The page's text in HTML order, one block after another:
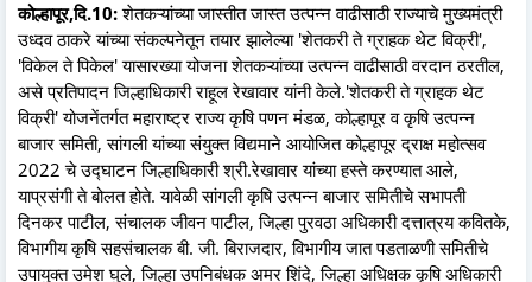
कोल्हापूर,दि.10:शेतकऱ्यांच्या जास्तीत जास्त उत्पन्न वाढीसाठी राज्याचे मुख्यमंत्री
उध्दव ठाकरे यांच्या संकल्पनेतून तयार झालेल्या 'शेतकरी ते ग्राहक थेट विक्री',
'विकेल ते पिकेल' यासारख्या योजना शेतकऱ्यांच्या उत्पन्न वाढीसाठी वरदान ठरतील,
असे प्रतिपादन जिल्हाधिकारी राहूल रेखावार यांनी केले.'शेतकरी ते ग्राहक थेट
विक्री' योजनेंतर्गत महाराष्ट्र राज्य कृषि पणन मंडळ, कोल्हापूर व कृषि उत्पन्न
बाजार समिती, सांगली यांच्या संयुक्त विद्यमाने आयोजित कोल्हापूर द्राक्ष महोत्सव
2022 चे उद्घाटन जिल्हाधिकारी श्री.रेखावार यांच्या हस्ते करण्यात आले,
याप्रसंगी ते बोलत होते. यावेळी सांगली कृषि उत्पन्न बाजार समितीचे सभापती
दिनकर पाटील, संचालक जीवन पाटील, जिल्हा पुरवठा अधिकारी दत्तात्रय कवितके,
विभागीय कृषि सहसंचालक बी. जी. बिराजदार, विभागीय जात पडताळणी समितीचे
उपायुक्त उमेश घुले, जिल्हा उपनिबंधक अमर शिंदे, जिल्हा अधिक्षक कृषि अधिकारी